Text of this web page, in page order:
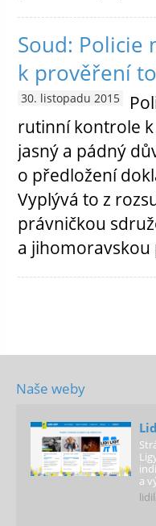
Soud: Policie
k prověření
30. listopadu 2015
rutinní kontrole
jasný a pádný
o předložení
Vyplývá to z
právničkou
a jihomoravskou
Naše weby
a